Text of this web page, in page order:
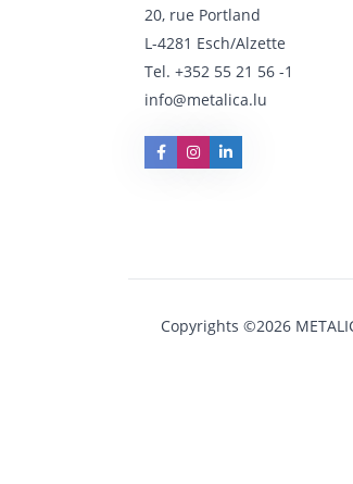
20, rue Portland
L-4281 Esch/Alzette
Tel. +352 55 21 56 -1
info@metalica.lu
Copyrights ©2026